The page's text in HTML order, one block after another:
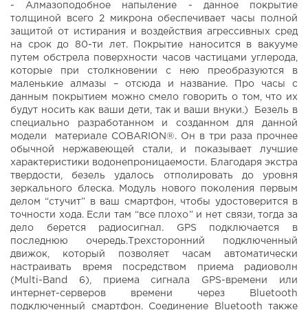
- Алмазоподобное напыление - данное покрытие
толщиной всего 2 микрона обеспечивает часы полной
защитой от истирания и воздействия агрессивных сред
на срок до 80-ти лет. Покрытие наносится в вакууме
путем обстрела поверхности часов частицами углерода,
которые при столкновении с нею преобразуются в
маленькие алмазы – отсюда и название. Про часы с
данным покрытием можно смело говорить о том, что их
будут носить как ваши дети, так и ваши внуки.) Безель в
специально разработанном и созданном для данной
модели материале COBARION®. Он в три раза прочнее
обычной нержавеющей стали, и показывает лучшие
характеристики водонепроницаемости. Благодаря экстра
твердости, безель удалось отполировать до уровня
зеркального блеска. Модуль нового поколения первым
делом “стучит” в ваш смартфон, чтобы удостоверится в
точности хода. Если там “все плохо” и нет связи, тогда за
дело берется радиосигнал. GPS подключается в
последнюю очередь.Трехсторонний подключенный
движок, который позволяет часам автоматически
настраивать время посредством приема радиоволн
(Multi-Band 6), приема сигнала GPS-времени или
интернет-серверов времени через Bluetooth
подключенный смартфон. Соединение Bluetooth также